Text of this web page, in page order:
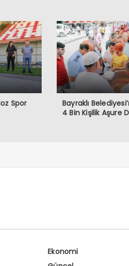
Spor
Bayraklı
4 Bin Kişilik Aşure
Ekonomi